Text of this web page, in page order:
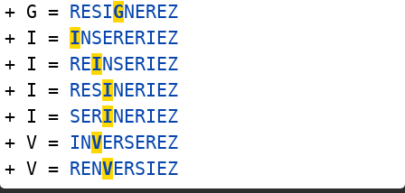
+ G = RESIGNEREZ
+ I = INSERERIEZ
+ I = REINSERIEZ
+ I = RESINERIEZ
+ I = SERINERIEZ
+ V = INVERSEREZ
+ V = RENVERSIEZ